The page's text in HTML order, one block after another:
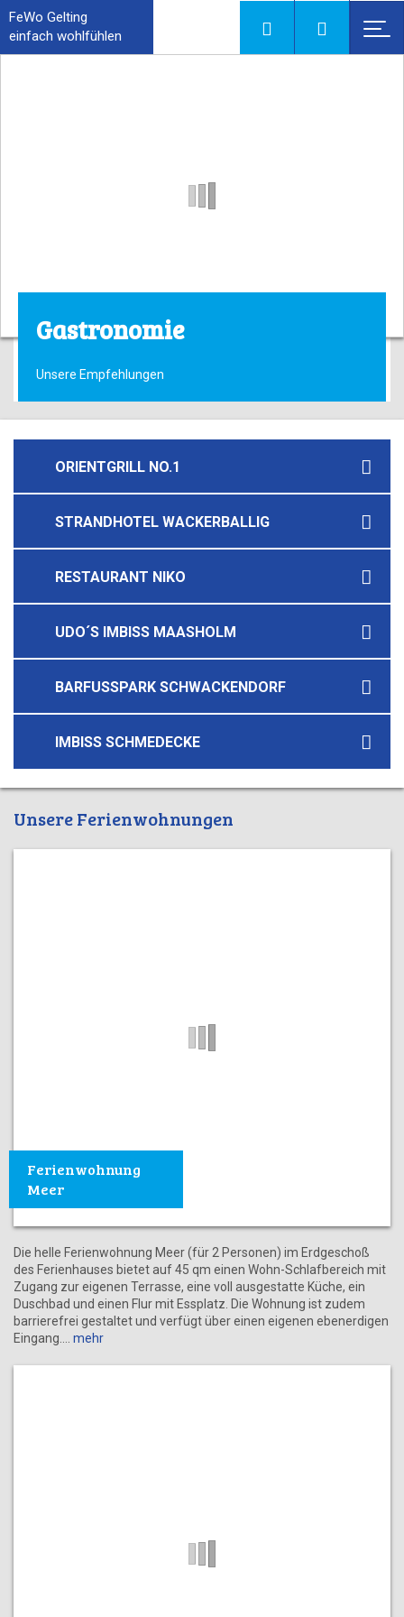
FeWo Gelting
einfach wohlfühlen
Gastronomie
Unsere Empfehlungen
ORIENTGRILL NO.1
STRANDHOTEL WACKERBALLIG
RESTAURANT NIKO
UDO´S IMBISS MAASHOLM
BARFUSSPARK SCHWACKENDORF
IMBISS SCHMEDECKE
Unsere Ferienwohnungen
Ferienwohnung
Meer
Die helle Ferienwohnung Meer (für 2 Personen) im Erdgeschoß
des Ferienhauses bietet auf 45 qm einen Wohn-Schlafbereich mit
Zugang zur eigenen Terrasse, eine voll ausgestatte Küche, ein
Duschbad und einen Flur mit Essplatz. Die Wohnung ist zudem
barrierefrei gestaltet und verfügt über einen eigenen ebenerdigen
Eingang.
mehr